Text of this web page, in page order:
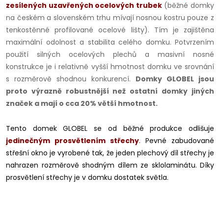
zesílených uzavřených ocelových trubek (běžné domky
na českém a slovenském trhu mívají nosnou kostru pouze z
tenkostěnné profilované ocelové lišty). Tím je zajištěna
maximální odolnost a stabilita celého domku. Potvrzením
použití silných ocelových plechů a masivní nosné
konstrukce je i relativně vyšší hmotnost domku ve srovnání
s rozměrově shodnou konkurencí. Domky GLOBEL jsou
proto výrazně robustnější než ostatní domky jiných
značek a mají o cca 20% větší hmotnost.
Tento domek GLOBEL se od běžné produkce odlišuje
jedinečným prosvětlením střechy. Pevné zabudované
střešní okno je vyrobené tak, že jeden plechový díl střechy je
nahrazen rozměrově shodným dílem ze sklolaminátu. Díky
prosvětlení střechy je v domku dostatek světla.